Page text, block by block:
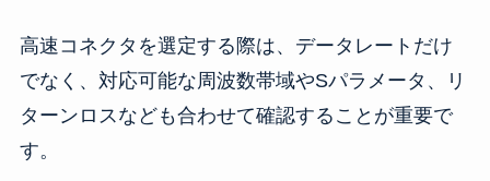
高速コネクタを選定する際は、データレートだけ
でなく、対応可能な周波数帯域やSパラメータ、リ
ターンロスなども合わせて確認することが重要で
す。